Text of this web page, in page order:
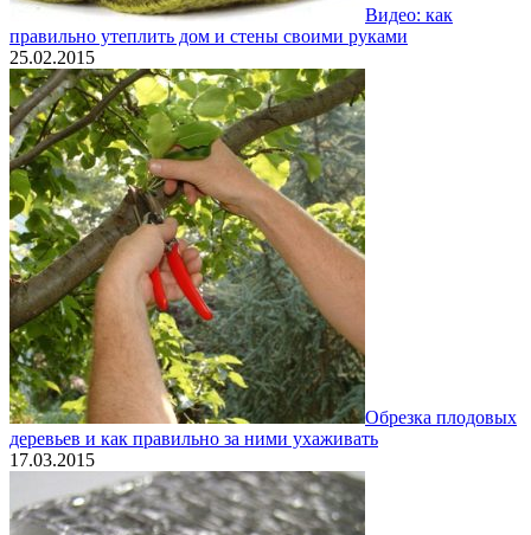
Видео: как
правильно утеплить дом и стены своими руками
25.02.2015
Обрезка плодовых
деревьев и как правильно за ними ухаживать
17.03.2015